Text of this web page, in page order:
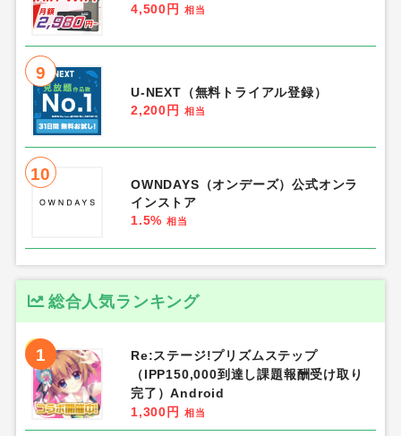
4,500円
相当
9
U-NEXT（無料トライアル登録）
2,200円
相当
10
OWNDAYS（オンデーズ）公式オンラ
インストア
1.5% 相当
総合人気ランキング
1
Re:ステージ!プリズムステップ
（IPP150,000到達し課題報酬受け取り
完了）Android
1,300円
相当